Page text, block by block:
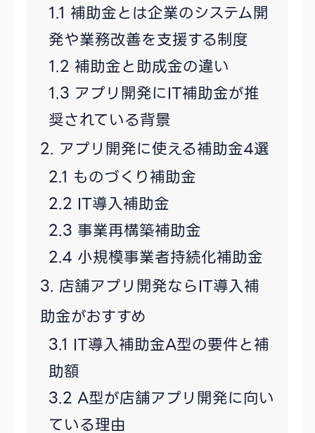
補助金とは企業のシステム開
発や業務改善を支援する制度
補助金と助成金の違い
アプリ開発にIT補助金が推
奨されている背景
アプリ開発に使える補助金4選
ものづくり補助金
IT導入補助金
事業再構築補助金
小規模事業者持続化補助金
店舗アプリ開発ならIT導入補
助金がおすすめ
IT導入補助金A型の要件と補
助額
A型が店舗アプリ開発に向い
ている理由